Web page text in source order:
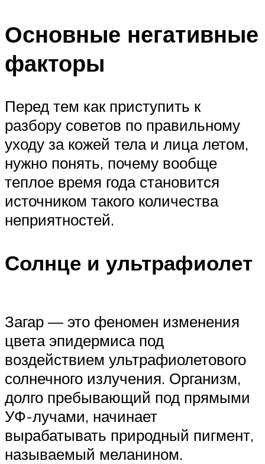
Основные негативные
факторы
Перед тем как приступить к
разбору советов по правильному
уходу за кожей тела и лица летом,
нужно понять, почему вообще
теплое время года становится
источником такого количества
неприятностей.
Солнце и ультрафиолет
Загар — это феномен изменения
цвета эпидермиса под
воздействием ультрафиолетового
солнечного излучения. Организм,
долго пребывающий под прямыми
УФ-лучами, начинает
вырабатывать природный пигмент,
называемый меланином.